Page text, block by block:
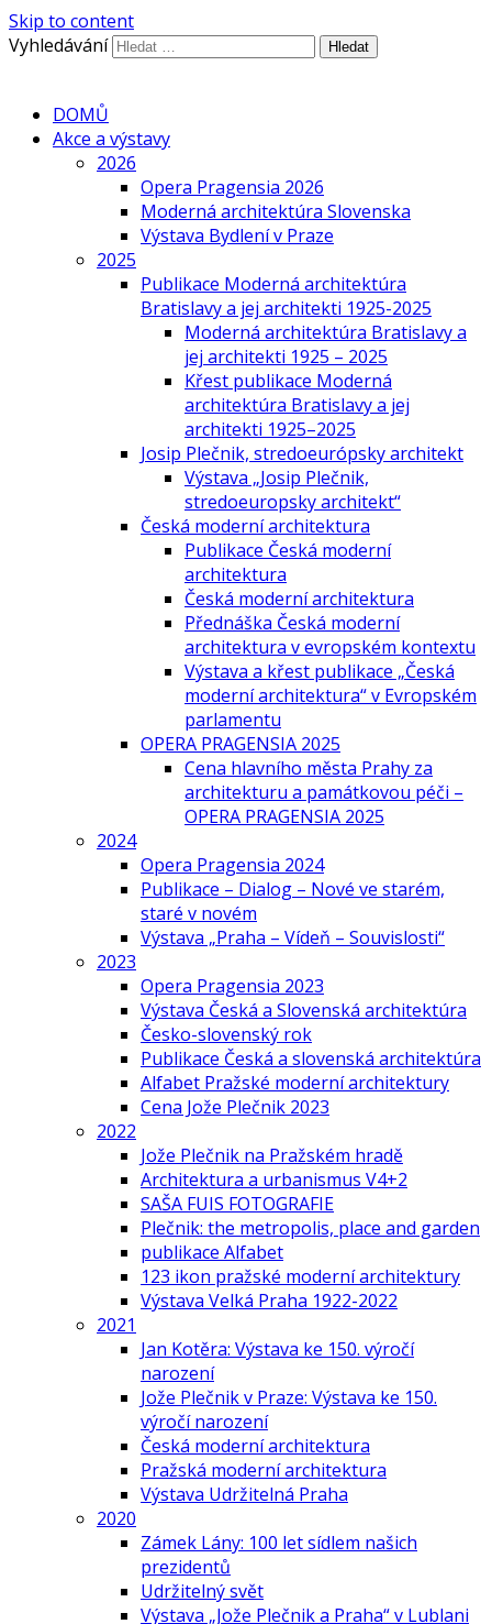
Skip to content
Vyhledávání
DOMŮ
Akce a výstavy
2026
Opera Pragensia 2026
Moderná architektúra Slovenska
Výstava Bydlení v Praze
2025
Publikace Moderná architektúra
Bratislavy a jej architekti 1925-2025
Moderná architektúra Bratislavy a
jej architekti 1925 – 2025
Křest publikace Moderná
architektúra Bratislavy a jej
architekti 1925–2025
Josip Plečnik, stredoeurópsky architekt
Výstava „Josip Plečnik,
stredoeuropsky architekt“
Česká moderní architektura
Publikace Česká moderní
architektura
Česká moderní architektura
Přednáška Česká moderní
architektura v evropském kontextu
Výstava a křest publikace „Česká
moderní architektura“ v Evropském
parlamentu
OPERA PRAGENSIA 2025
Cena hlavního města Prahy za
architekturu a památkovou péči –
OPERA PRAGENSIA 2025
2024
Opera Pragensia 2024
Publikace – Dialog – Nové ve starém,
staré v novém
Výstava „Praha – Vídeň – Souvislosti“
2023
Opera Pragensia 2023
Výstava Česká a Slovenská architektúra
Česko-slovenský rok
Publikace Česká a slovenská architektúra
Alfabet Pražské moderní architektury
Cena Jože Plečnik 2023
2022
Jože Plečnik na Pražském hradě
Architektura a urbanismus V4+2
SAŠA FUIS FOTOGRAFIE
Plečnik: the metropolis, place and garden
publikace Alfabet
123 ikon pražské moderní architektury
Výstava Velká Praha 1922-2022
2021
Jan Kotěra: Výstava ke 150. výročí
narození
Jože Plečnik v Praze: Výstava ke 150.
výročí narození
Česká moderní architektura
Pražská moderní architektura
Výstava Udržitelná Praha
2020
Zámek Lány: 100 let sídlem našich
prezidentů
Udržitelný svět
Výstava „Jože Plečnik a Praha“ v Lublani